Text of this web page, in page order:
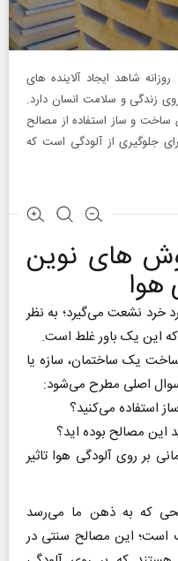
شاهد ایجاد آلاینده های
زندگی و سلامت انسان دارد.
و ساز استفاده از مصالح
جلوگیری از آلودگی است که
های نوین
هوا
خرد نشعت می‌گیرد؛ به نظر
این یک باور غلط است.
یک ساختمان، سازه یا
اصلی مطرح می‌شود:
استفاده می‌کنید؟
این مصالح بوده اید؟
بر روی آلودگی هوا تاثیر
که به ذهن ما می‌رسد
است؛ این مصالح سنتی در